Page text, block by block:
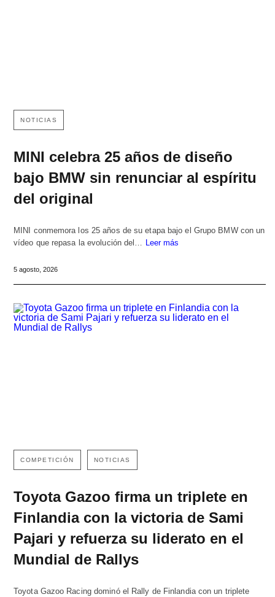
NOTICIAS
MINI celebra 25 años de diseño
bajo BMW sin renunciar al espíritu
del original
MINI conmemora los 25 años de su etapa bajo el Grupo BMW con un
vídeo que repasa la evolución del…
Leer más
5 agosto, 2026
COMPETICIÓN NOTICIAS
Toyota Gazoo firma un triplete en
Finlandia con la victoria de Sami
Pajari y refuerza su liderato en el
Mundial de Rallys
Toyota Gazoo Racing dominó el Rally de Finlandia con un triplete